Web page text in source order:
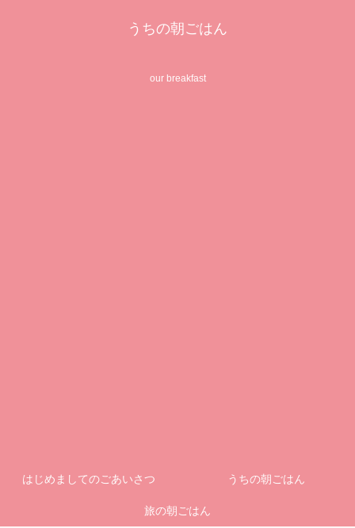
うちの朝ごはん
our breakfast
はじめましてのごあいさつ うちの朝ごはん
旅の朝ごはん